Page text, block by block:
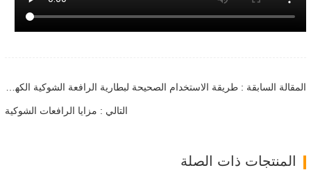
التالي : مزايا الرافعات الشوكية
المنتجات ذات الصلة